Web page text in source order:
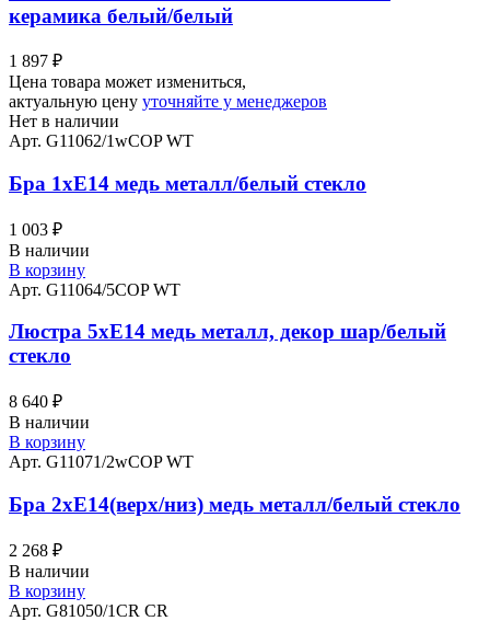
керамика белый/белый
1 897 ₽
Цена товара может измениться,
актуальную цену уточняйте у менеджеров
Нет в наличии
Арт. G11062/1wCOP WT
Бра 1хЕ14 медь металл/белый стекло
1 003 ₽
В наличии
В корзину
Арт. G11064/5COP WT
Люстра 5хЕ14 медь металл, декор шар/белый
стекло
8 640 ₽
В наличии
В корзину
Арт. G11071/2wCOP WT
Бра 2хЕ14(верх/низ) медь металл/белый стекло
2 268 ₽
В наличии
В корзину
Арт. G81050/1CR CR